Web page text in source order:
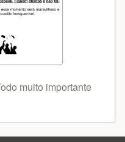
muito importante